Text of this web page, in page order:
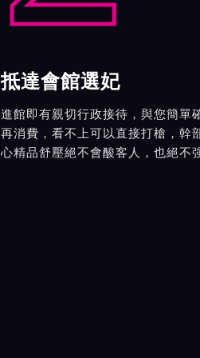
抵達會館選妃
進館即有親切行政接待，與您簡單
再消費，看不上可以直接打槍，幹
心精品舒壓絕不會酸客人，也絕不